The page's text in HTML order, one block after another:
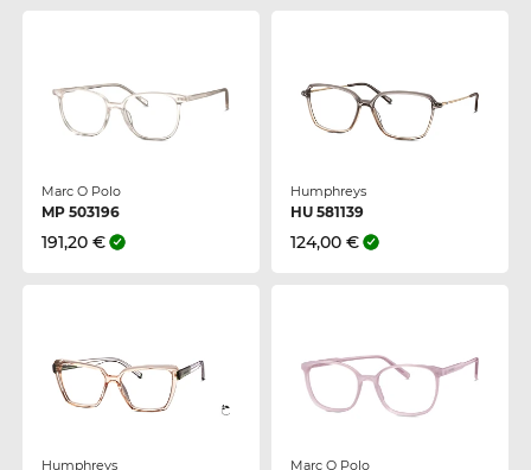
Marc O Polo
MP 503196
191,20 €
Humphreys
HU 581139
124,00 €
Humphreys Marc O Polo